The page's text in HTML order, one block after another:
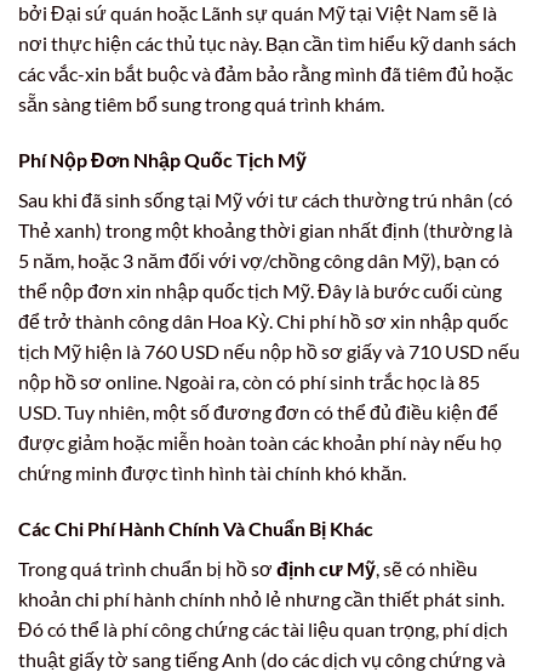
bởi Đại sứ quán hoặc Lãnh sự quán Mỹ tại Việt Nam sẽ là
nơi thực hiện các thủ tục này. Bạn cần tìm hiểu kỹ danh sách
các vắc-xin bắt buộc và đảm bảo rằng mình đã tiêm đủ hoặc
sẵn sàng tiêm bổ sung trong quá trình khám.
Phí Nộp Đơn Nhập Quốc Tịch Mỹ
Sau khi đã sinh sống tại Mỹ với tư cách thường trú nhân (có
Thẻ xanh) trong một khoảng thời gian nhất định (thường là
5 năm, hoặc 3 năm đối với vợ/chồng công dân Mỹ), bạn có
thể nộp đơn xin nhập quốc tịch Mỹ. Đây là bước cuối cùng
để trở thành công dân Hoa Kỳ. Chi phí hồ sơ xin nhập quốc
tịch Mỹ hiện là 760 USD nếu nộp hồ sơ giấy và 710 USD nếu
nộp hồ sơ online. Ngoài ra, còn có phí sinh trắc học là 85
USD. Tuy nhiên, một số đương đơn có thể đủ điều kiện để
được giảm hoặc miễn hoàn toàn các khoản phí này nếu họ
chứng minh được tình hình tài chính khó khăn.
Các Chi Phí Hành Chính Và Chuẩn Bị Khác
Trong quá trình chuẩn bị hồ sơ định cư Mỹ, sẽ có nhiều
khoản chi phí hành chính nhỏ lẻ nhưng cần thiết phát sinh.
Đó có thể là phí công chứng các tài liệu quan trọng, phí dịch
thuật giấy tờ sang tiếng Anh (do các dịch vụ công chứng và